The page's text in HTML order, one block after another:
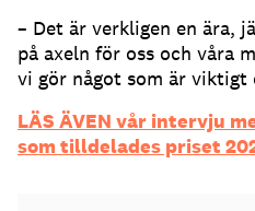
– Det är verkligen en ära,
på axeln för oss och våra
vi gör något som är viktigt
LÄS ÄVEN vår intervju
som tilldelades priset